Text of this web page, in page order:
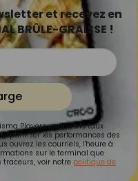
et recevez en
BRÛLE-GRAISSE !
Players analyse le taux
optimiser les performances des
ouvrez les courriels, l'heure à
sur le terminal que
traceurs, voir notre politique de